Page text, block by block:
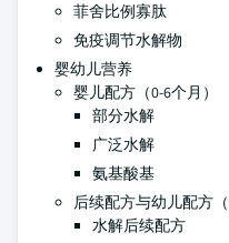
菲舍比例寡肽
免疫调节水解物
婴幼儿营养
婴儿配方（0-6个月）
部分水解
广泛水解
氨基酸基
后续配方与幼儿配方（
水解后续配方